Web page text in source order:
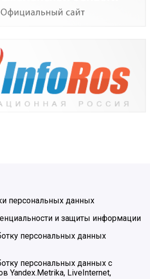
персональных данных
и защиты информации
персональных данных
персональных данных с
Yandex.Metrika, LiveInternet,